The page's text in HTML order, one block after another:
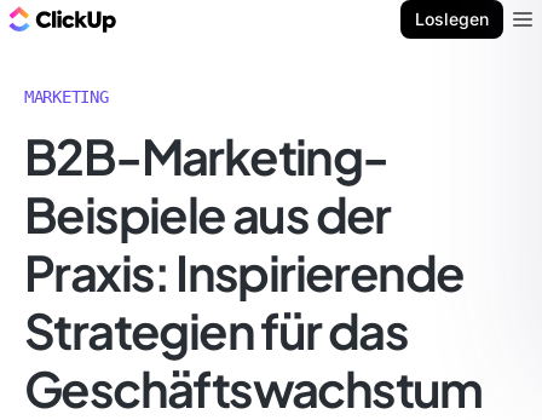
Loslegen
MARKETING
B2B-Marketing-
Beispiele aus der
Praxis: Inspirierende
Strategien für das
Geschäftswachstum